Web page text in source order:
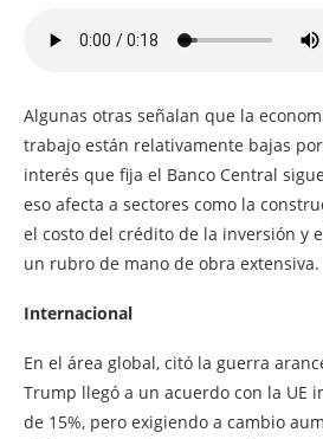
Algunas otras señalan que la
trabajo están relativamente bajas
interés que fija el Banco Central
eso afecta a sectores como la
el costo del crédito de la inversión y
un rubro de mano de obra extensiva.
Internacional
En el área global, citó la guerra
Trump llegó a un acuerdo con la UE
de 15%, pero exigiendo a cambio